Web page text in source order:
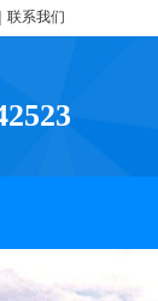
联系我们